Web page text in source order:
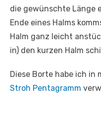
die gewünschte Länge
Ende eines Halms
Halm ganz leicht
in) den kurzen Halm
Diese Borte habe ich
Stroh Pentagramm